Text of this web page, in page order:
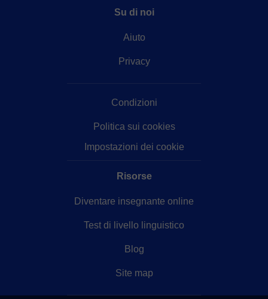
Su di noi
Aiuto
Privacy
Condizioni
Politica sui cookies
Impostazioni dei cookie
Risorse
Diventare insegnante online
Test di livello linguistico
Blog
Site map